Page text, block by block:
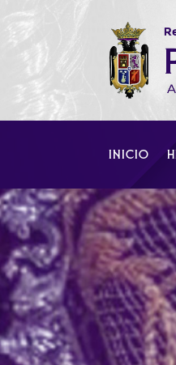
INICIO
La